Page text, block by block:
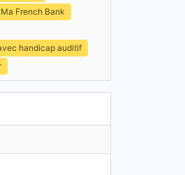
French Bank
handicap auditif